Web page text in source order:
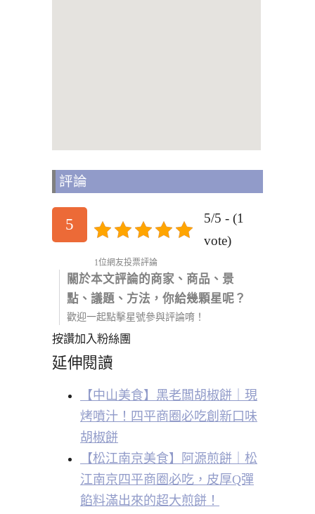
評論
5
5/5 - (1
vote)
1位網友投票評論
關於本文評論的商家、商品、景
點、議題、方法，你給幾顆星呢？
歡迎一起點擊星號參與評論唷！
按讚加入粉絲團
延伸閱讀
【中山美食】黑老闆胡椒餅｜現
烤噴汁！四平商圈必吃創新口味
胡椒餅
【松江南京美食】阿源煎餅｜松
江南京四平商圈必吃，皮厚Q彈
餡料滿出來的超大煎餅！